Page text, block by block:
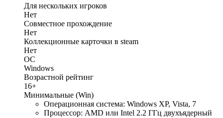
Для нескольких игроков
Нет
Совместное прохождение
Нет
Коллекционные карточки в steam
Нет
ОС
Windows
Возрастной рейтинг
16+
Минимальные (Win)
Операционная система: Windows XP, Vista, 7
Процессор: AMD или Intel 2.2 ГГц двухъядерный